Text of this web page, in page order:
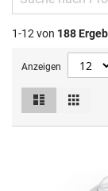
1-12 von 188
Anzeigen
Ansicht
als